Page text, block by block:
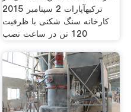
ترکیهآپارات 2 سپتامبر 2015
کارخانه سنگ شکنی با ظرفیت
120 تن در ساعت نصب